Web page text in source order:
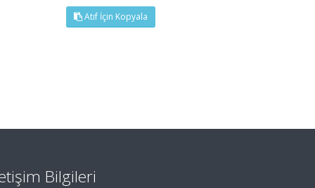
Atıf İçin Kopyala
Bilgileri